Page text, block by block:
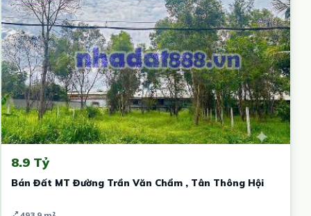
8.9 Tỷ
Bán Đất MT Đường Trần Văn Chẩm , Tân Thông Hội